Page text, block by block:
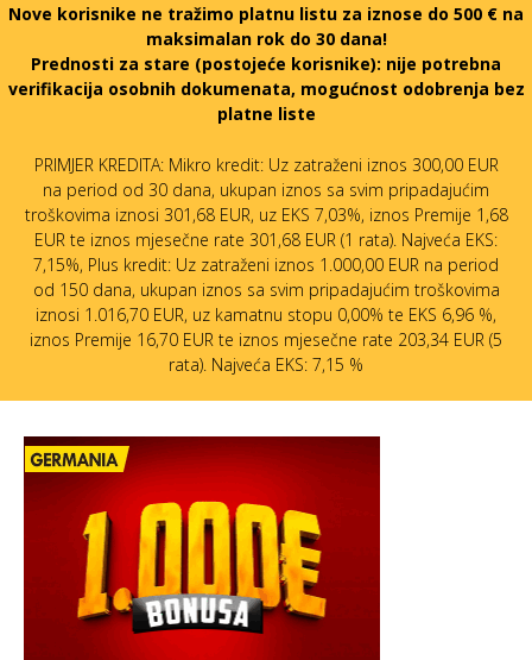
Nove korisnike ne tražimo platnu listu za iznose do 500 € na
maksimalan rok do 30 dana!
Prednosti za stare (postojeće korisnike): nije potrebna
verifikacija osobnih dokumenata, mogućnost odobrenja bez
platne liste
PRIMJER KREDITA: Mikro kredit: Uz zatraženi iznos 300,00 EUR
na period od 30 dana, ukupan iznos sa svim pripadajućim
troškovima iznosi 301,68 EUR, uz EKS 7,03%, iznos Premije 1,68
EUR te iznos mjesečne rate 301,68 EUR (1 rata). Najveća EKS:
7,15%, Plus kredit: Uz zatraženi iznos 1.000,00 EUR na period
od 150 dana, ukupan iznos sa svim pripadajućim troškovima
iznosi 1.016,70 EUR, uz kamatnu stopu 0,00% te EKS 6,96 %,
iznos Premije 16,70 EUR te iznos mjesečne rate 203,34 EUR (5
rata). Najveća EKS: 7,15 %